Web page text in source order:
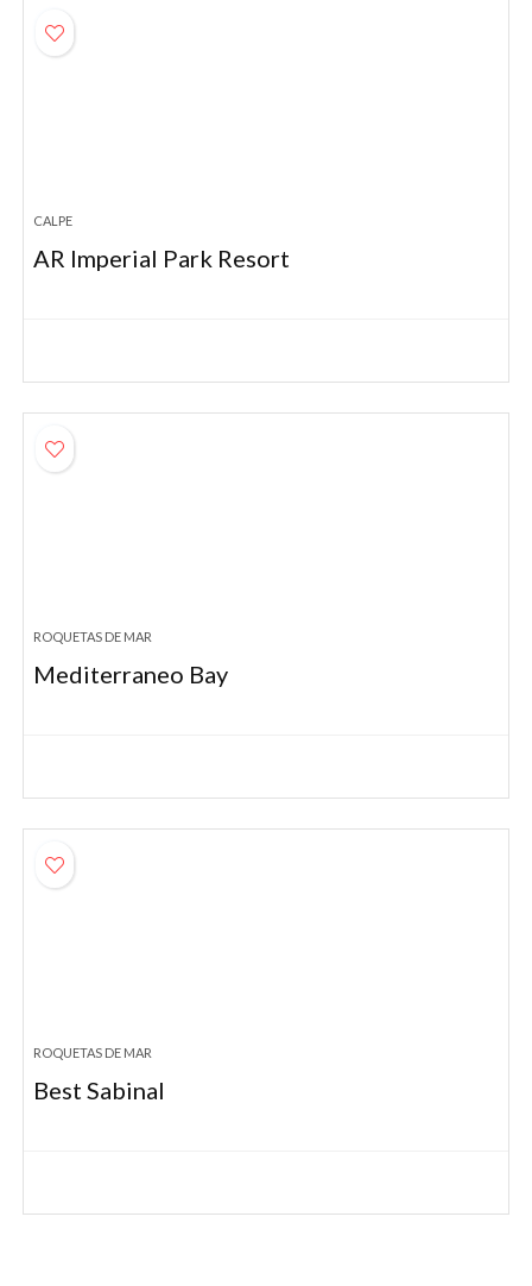
CALPE
AR Imperial Park Resort
ROQUETAS DE MAR
Mediterraneo Bay
ROQUETAS DE MAR
Best Sabinal